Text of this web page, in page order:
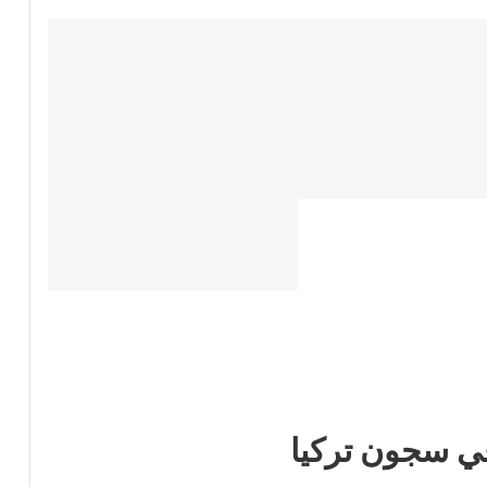
في سجون تركيا